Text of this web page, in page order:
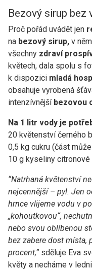
Bezový sirup bez
Proč pořád uvádět jen
na bezový sirup, v
všechny zdraví
květech, dala spolu s
k dispozici mladá
obsahuje vyrobená
intenzívnější bezovou
Na 1 litr vody je
20 květenství černého
0,5 kg cukru (část
10 g kyseliny citronové
“Natrhaná květenství
nejcennější – pyl. Jen
hrnce vlijeme vodu v
„kohoutkovou“,
nebo svou oblíbenou
bez zabere dost místa,
procent,” sděluje Eva
květy a necháme v